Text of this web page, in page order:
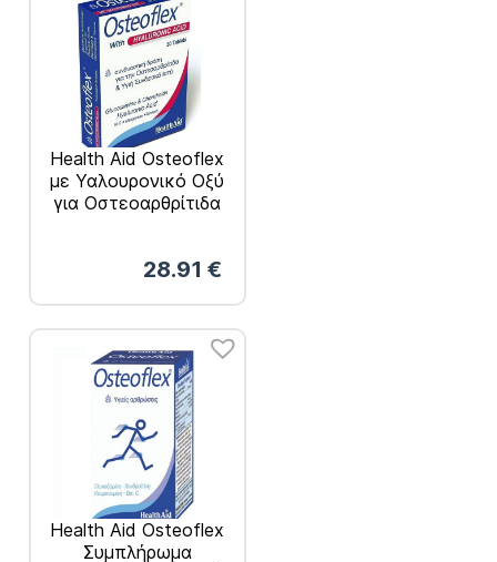
Health Aid Osteoflex
με Υαλουρονικό Οξύ
για Οστεοαρθρίτιδα
28.91 €
Health Aid Osteoflex
Συμπλήρωμα